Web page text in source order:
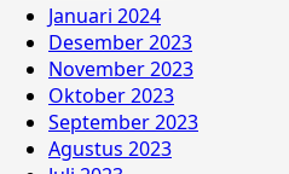
Januari 2024
Desember 2023
November 2023
Oktober 2023
September 2023
Agustus 2023